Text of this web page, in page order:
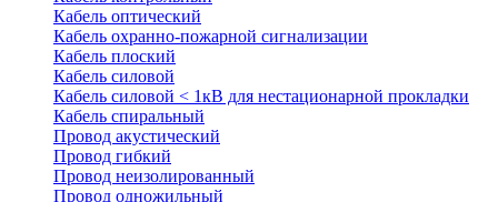
Кабель оптический
Кабель охранно-пожарной сигнализации
Кабель плоский
Кабель силовой
Кабель силовой < 1кВ для нестационарной прокладки
Кабель спиральный
Провод акустический
Провод гибкий
Провод неизолированный
Провод одножильный